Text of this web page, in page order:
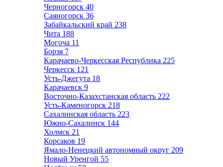
Черногорск 40
Саяногорск 36
Забайкальский край 238
Чита 188
Могоча 11
Борзя 7
Карачаево-Черкесская Республика 225
Черкесск 121
Усть-Джегута 18
Карачаевск 9
Восточно-Казахстанская область 222
Усть-Каменогорск 218
Сахалинская область 223
Южно-Сахалинск 144
Холмск 21
Корсаков 19
Ямало-Ненецкий автономный округ 209
Новый Уренгой 55